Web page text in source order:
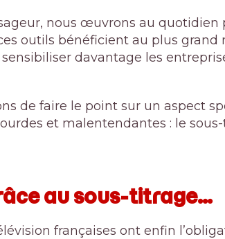
nous œuvrons au quotidien
outils bénéficient au plus grand
davantage les
de faire le point sur un aspect
et malentendantes : le
au sous-titrage…
françaises ont enfin